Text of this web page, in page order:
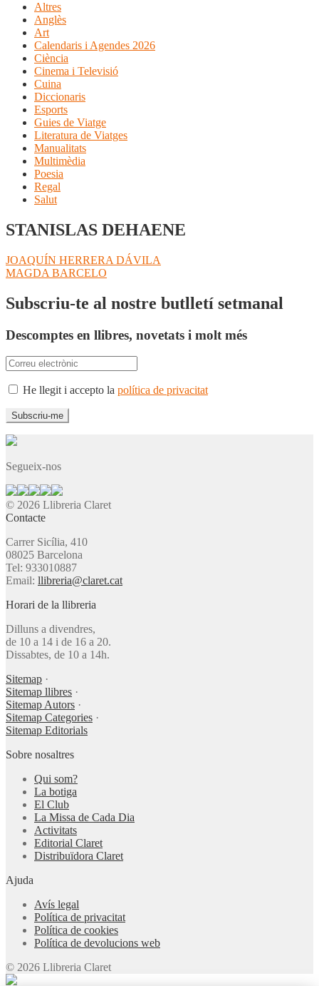
Altres
Anglès
Art
Calendaris i Agendes 2026
Ciència
Cinema i Televisió
Cuina
Diccionaris
Esports
Guies de Viatge
Literatura de Viatges
Manualitats
Multimèdia
Poesia
Regal
Salut
STANISLAS DEHAENE
Navegació
d'entrades
Entrada
anterior:
JOAQUÍN HERRERA DÁVILA
Pròxima
MAGDA BARCELO
Subscriu-te al nostre butlletí setmanal
Descomptes en llibres, novetats i molt més
He llegit i accepto la política de privacitat
Segueix-nos
© 2026 Llibreria Claret
Contacte
Carrer Sicília, 410
08025 Barcelona
Tel: 933010887
Email: llibreria@claret.cat
Horari de la llibreria
Dilluns a divendres,
de 10 a 14 i de 16 a 20.
Dissabtes, de 10 a 14h.
Sitemap ·
Sitemap llibres ·
Sitemap Autors ·
Sitemap Categories ·
Sitemap Editorials
Sobre nosaltres
Qui som?
La botiga
El Club
La Missa de Cada Dia
Activitats
Editorial Claret
Distribuïdora Claret
Ajuda
Avís legal
Política de privacitat
Política de cookies
Política de devolucions web
© 2026 Llibreria Claret